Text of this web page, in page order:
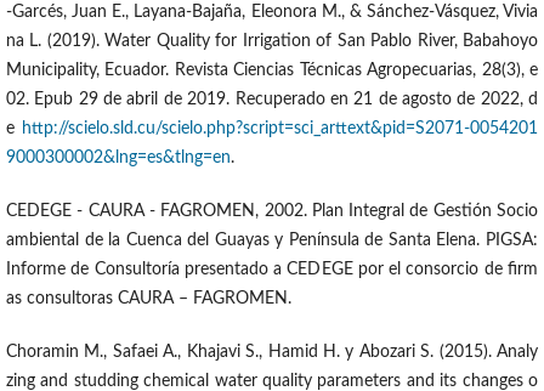
-Garcés, Juan E., Layana-Bajaña, Eleonora M., & Sánchez-Vásquez, Vivia
na L. (2019). Water Quality for Irrigation of San Pablo River, Babahoyo
Municipality, Ecuador. Revista Ciencias Técnicas Agropecuarias, 28(3), e
02. Epub 29 de abril de 2019. Recuperado en 21 de agosto de 2022, d
e http://scielo.sld.cu/scielo.php?script=sci_arttext&pid=S2071-0054201
9000300002&lng=es&tlng=en.
CEDEGE - CAURA - FAGROMEN, 2002. Plan Integral de Gestión Socio
ambiental de la Cuenca del Guayas y Península de Santa Elena. PIGSA:
Informe de Consultoría presentado a CEDEGE por el consorcio de firm
as consultoras CAURA – FAGROMEN.
Choramin M., Safaei A., Khajavi S., Hamid H. y Abozari S. (2015). Analy
zing and studding chemical water quality parameters and its changes o